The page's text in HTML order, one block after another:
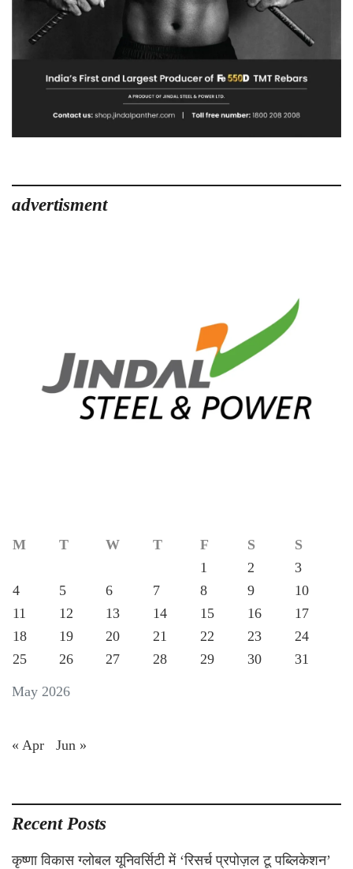
advertisment
May 2026
M T W T F S
S
1
2
3
4
5 6 7 8 9
10
11
12 13 14 15 16
17
18
19 20 21 22 23
24
25
26 27 28 29 30 31
« Apr Jun »
Recent Posts
कृष्णा विकास ग्लोबल यूनिवर्सिटी में ‘रिसर्च प्रपोज़ल टू पब्लिकेशन’